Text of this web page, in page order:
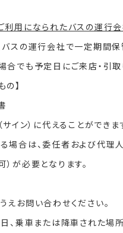
利用になられたバスの運行
スの運行会社で一定期間保
でも予定日にご来店・引
】
イン）に代えることができま
場合は、委任者および代理
が必要となります。
お問い合わせください。
、乗車または降車された場